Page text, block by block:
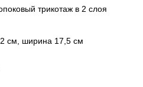
трикотаж в 2 слоя
см, ширина 17,5 см